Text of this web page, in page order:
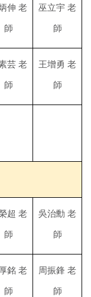
伸 老
師
巫立宇 老
師
芸 老
師
王增勇 老
師
超 老
師
吳治勳 老
師
銘 老
師
周振鋒 老
師